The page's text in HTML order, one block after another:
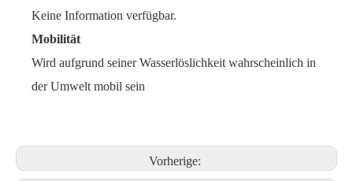
Keine Information verfügbar.
Mobilität
Wird aufgrund seiner Wasserlöslichkeit wahrscheinlich in
der Umwelt mobil sein
Vorherige: